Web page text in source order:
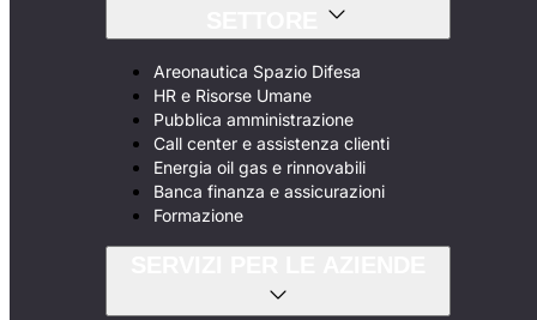
Areonautica Spazio Difesa
HR e Risorse Umane
Pubblica amministrazione
Call center e assistenza clienti
Energia oil gas e rinnovabili
Banca finanza e assicurazioni
Formazione